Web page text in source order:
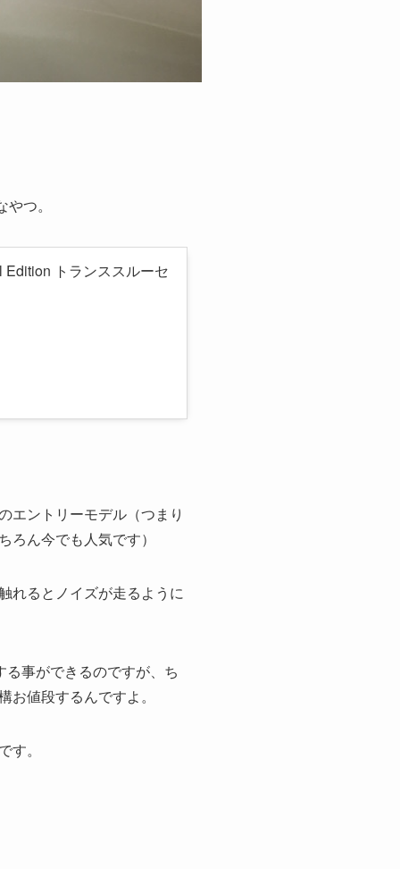
つ。
トランススルーセ
エントリーモデル（つまり
ん今でも人気です）
れるとノイズが走るように
事ができるのですが、ち
お値段するんですよ。
。